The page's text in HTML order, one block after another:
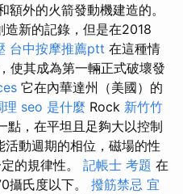
額外的火箭發動機建造的。
造新的記錄，但是在2018
台中按摩推薦ptt 在這種情
使其成為第一輛正式破壞發
它在內華達州（美國）的
理 seo 是什麼 Rock 新竹竹
點，在平坦且足夠大以控制
動週期的相位，磁場的性
的規律性。 記帳士 考題 在
攝氏度以下。 撥筋禁忌 宜